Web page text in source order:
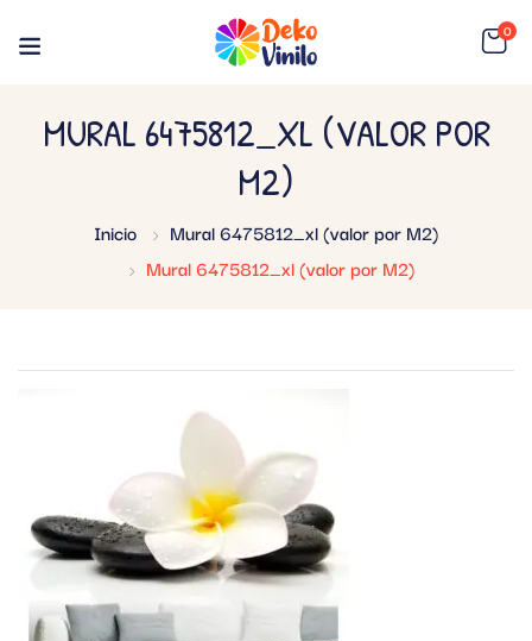
0
MURAL 6475812_XL (VALOR POR
M2)
Inicio
Mural 6475812_xl (valor por M2)
Mural 6475812_xl (valor por M2)